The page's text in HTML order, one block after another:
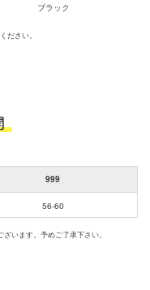
ブラック
ださい。
999
56-60
います。予めご了承下さい。